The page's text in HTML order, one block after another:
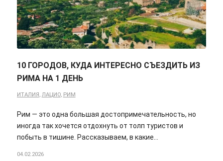
10 ГОРОДОВ, КУДА ИНТЕРЕСНО СЪЕЗДИТЬ ИЗ
РИМА НА 1 ДЕНЬ
ИТАЛИЯ ЛАЦИО, РИМ
Рим — это одна большая достопримечательность, но
иногда так хочется отдохнуть от толп туристов и
побыть в тишине. Рассказываем, в какие…
04.02.2026